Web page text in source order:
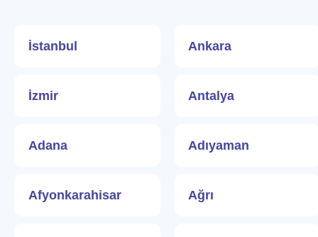
İstanbul Ankara
İzmir Antalya
Adana Adıyaman
Afyonkarahisar Ağrı